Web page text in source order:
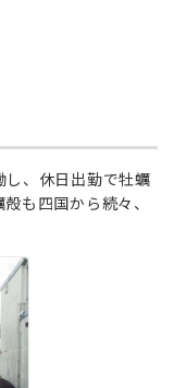
、休日出勤で牡蠣
も四国から続々、